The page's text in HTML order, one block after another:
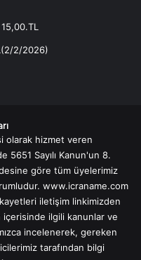
2/2026)
olarak hizmet veren
5651 Sayılı Kanun'un 8.
göre tüm üyelerimiz
www.icraname.com
iletişim linkimizden
içerisinde ilgili kanunlar ve
incelenerek, gereken
tarafından bilgi